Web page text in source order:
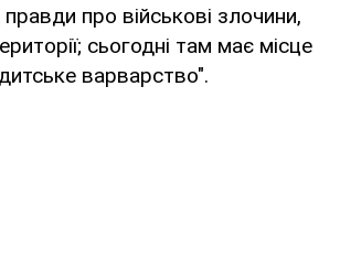
про військові злочини,
сьогодні там має місце
варварство".